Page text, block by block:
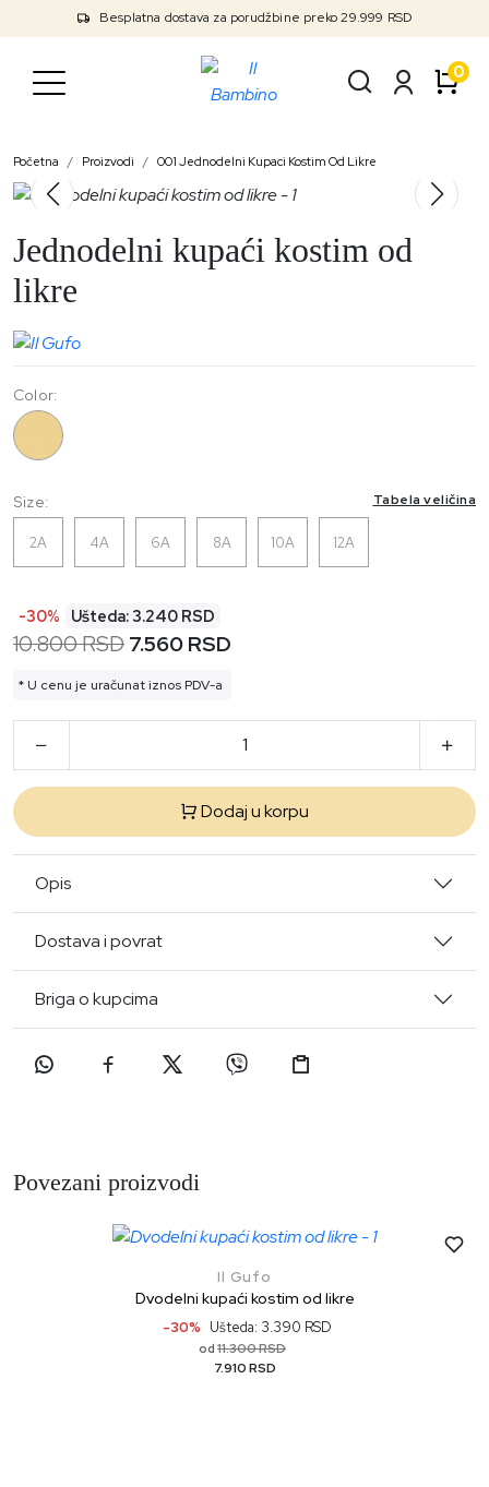
Besplatna dostava za porudžbine preko 29.999 RSD
0
Početna Proizvodi 001 Jednodelni Kupaci Kostim Od Likre
Jednodelni kupaći kostim od
likre
Size: Tabela veličina
2A 4A 6A 8A 10A 12A
Color:
-30% Ušteda: 3.240 RSD
10.800 RSD7.560 RSD
* U cenu je uračunat iznos PDV-a
Dodaj u korpu
Opis
Dostava i povrat
Briga o kupcima
Povezani proizvodi
Il Gufo
Dvodelni kupaći kostim od likre
-30% Ušteda: 3.390 RSD
od 11.300 RSD
7.910 RSD